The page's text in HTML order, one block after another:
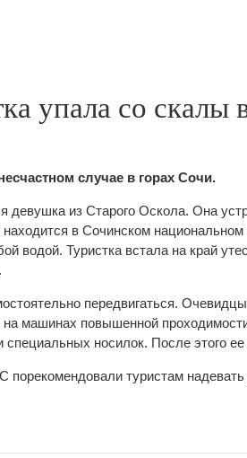
упала со скалы
случае в горах Сочи.
девушка из Старого Оскола. Она
в Сочинском
водой. Туристка встала на край
передвигаться.
на машинах повышенной
специальных носилок. После этого
туристам надевать